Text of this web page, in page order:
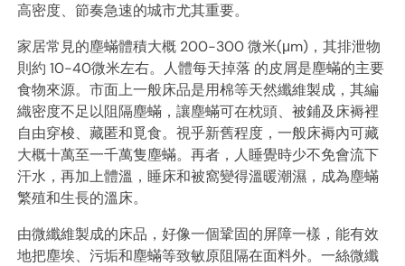
高密度、節奏急速的城市尤其重要。
家居常見的塵蟎體積大概 200-300 微米(μm)，其排泄物
則約 10-40微米左右。人體每天掉落 的皮屑是塵蟎的主要
食物來源。市面上一般床品是用棉等天然纖維製成，其編
織密度不足以阻隔塵蟎，讓塵蟎可在枕頭、被鋪及床褥裡
自由穿梭、藏匿和覓食。視乎新舊程度，一般床褥內可藏
大概十萬至一千萬隻塵蟎。再者，人睡覺時少不免會流下
汗水，再加上體溫，睡床和被窩變得溫暖潮濕，成為塵蟎
繁殖和生長的溫床。
由微纖維製成的床品，好像一個鞏固的屏障一樣，能有效
地把塵埃、污垢和塵蟎等致敏原阻隔在面料外。一絲微纖